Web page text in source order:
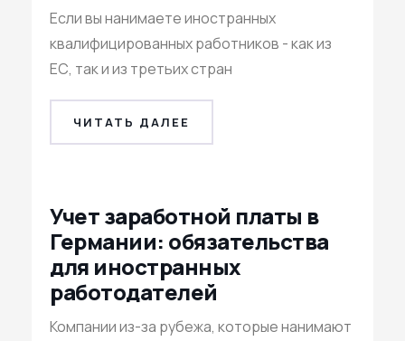
Если вы нанимаете иностранных
квалифицированных работников - как из
ЕС, так и из третьих стран
ЧИТАТЬ ДАЛЕЕ
Учет заработной платы в
Германии: обязательства
для иностранных
работодателей
Компании из-за рубежа, которые нанимают